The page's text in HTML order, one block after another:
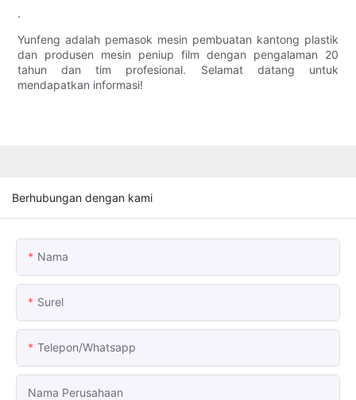
.
Yunfeng adalah pemasok mesin pembuatan kantong plastik
dan produsen mesin peniup film dengan pengalaman 20
tahun dan tim profesional. Selamat datang untuk
mendapatkan informasi!
Berhubungan dengan kami
Nama
Surel
Telepon/whatsapp
Nama Perusahaan